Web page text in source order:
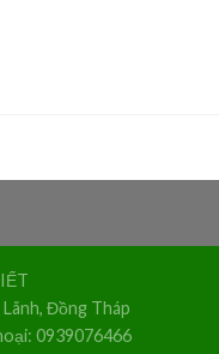
Đồng Tháp
0939076466